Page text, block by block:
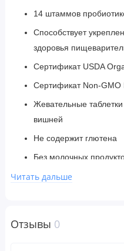
14 штаммов
Способствует
здоровья
Сертификат USDA
Сертификат Non-GMO
Жевательные
вишней
Не содержит глютена
Без молочных
Не содержит сои
Читать дальше
Отзывы 0